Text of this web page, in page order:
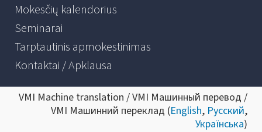
Mokesčių kalendorius
Seminarai
Tarptautinis apmokestinimas
Kontaktai / Apklausa
VMI Machine translation / VMI Машинный перевод /
VMI Машинний переклад (English, Русский,
Українська)